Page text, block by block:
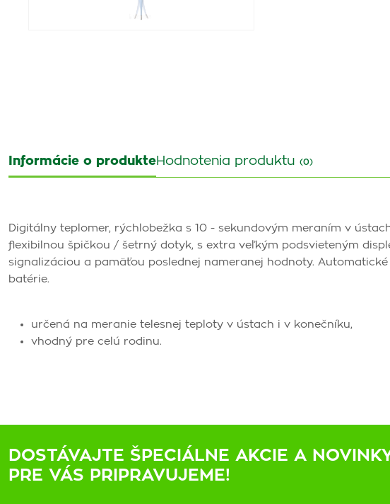
Informácie o produkteHodnotenia produktu (0)
Digitálny teplomer, rýchlobežka s 10 - sekundovým meraním v
flexibilnou špičkou / šetrný dotyk, s extra veľkým podsvieteným
signalizáciou a pamäťou poslednej nameranej hodnoty.
batérie.
určená na meranie telesnej teploty v ústach i v konečníku,
vhodný pre celú rodinu.
DOSTÁVAJTE ŠPECIÁLNE AKCIE A
PRE VÁS PRIPRAVUJEME!